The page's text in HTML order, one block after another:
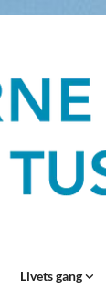
Livets gang